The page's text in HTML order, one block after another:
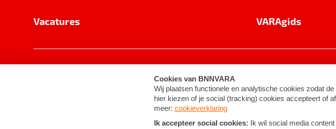
Vacatures VARAgids
Cookie-instellingen Algemene voorwaarden ©2026